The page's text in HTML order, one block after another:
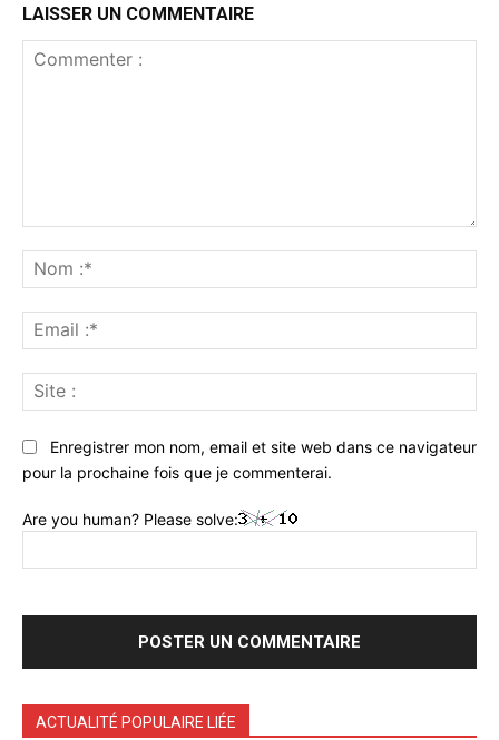
LAISSER UN COMMENTAIRE
:*
:*
:
Enregistrer mon nom, email et site web dans ce navigateur
pour la prochaine fois que je commenterai.
Are you human? Please solve:
ACTUALITÉ POPULAIRE LIÉE